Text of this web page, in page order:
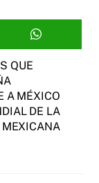
QUE
A MÉXICO
DE LA